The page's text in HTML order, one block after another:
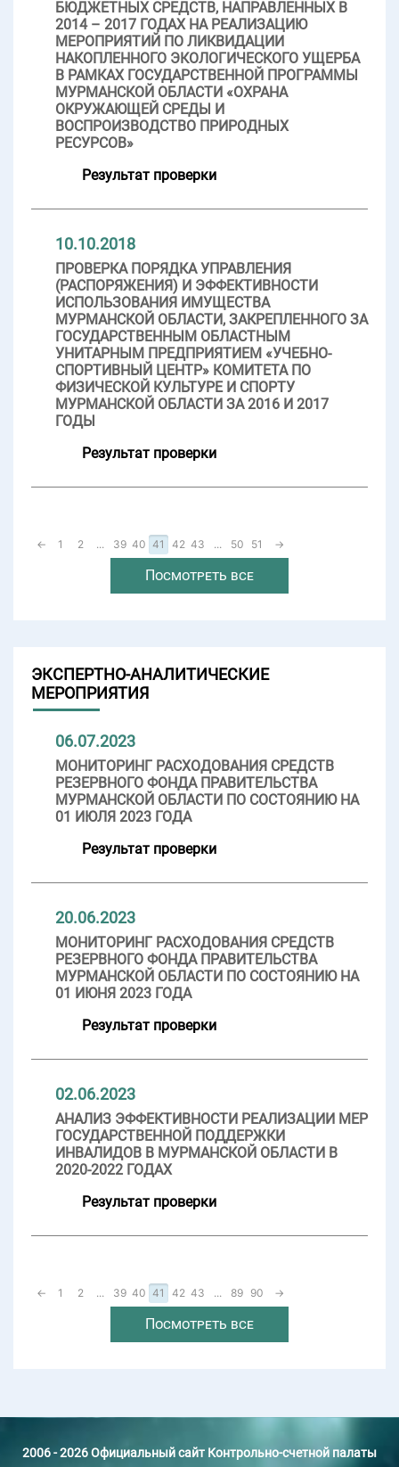
БЮДЖЕТНЫХ СРЕДСТВ, НАПРАВЛЕННЫХ В
2014 – 2017 ГОДАХ НА РЕАЛИЗАЦИЮ
МЕРОПРИЯТИЙ ПО ЛИКВИДАЦИИ
НАКОПЛЕННОГО ЭКОЛОГИЧЕСКОГО УЩЕРБА
В РАМКАХ ГОСУДАРСТВЕННОЙ ПРОГРАММЫ
МУРМАНСКОЙ ОБЛАСТИ «ОХРАНА
ОКРУЖАЮЩЕЙ СРЕДЫ И
ВОСПРОИЗВОДСТВО ПРИРОДНЫХ
РЕСУРСОВ»
Результат проверки
10.10.2018
ПРОВЕРКА ПОРЯДКА УПРАВЛЕНИЯ
(РАСПОРЯЖЕНИЯ) И ЭФФЕКТИВНОСТИ
ИСПОЛЬЗОВАНИЯ ИМУЩЕСТВА
МУРМАНСКОЙ ОБЛАСТИ, ЗАКРЕПЛЕННОГО ЗА
ГОСУДАРСТВЕННЫМ ОБЛАСТНЫМ
УНИТАРНЫМ ПРЕДПРИЯТИЕМ «УЧЕБНО-
СПОРТИВНЫЙ ЦЕНТР» КОМИТЕТА ПО
ФИЗИЧЕСКОЙ КУЛЬТУРЕ И СПОРТУ
МУРМАНСКОЙ ОБЛАСТИ ЗА 2016 И 2017
ГОДЫ
Результат проверки
← 1 2 ... 39 40 41 42 43 ... 50 51 →
Посмотреть все
ЭКСПЕРТНО-АНАЛИТИЧЕСКИЕ
МЕРОПРИЯТИЯ
06.07.2023
МОНИТОРИНГ РАСХОДОВАНИЯ СРЕДСТВ
РЕЗЕРВНОГО ФОНДА ПРАВИТЕЛЬСТВА
МУРМАНСКОЙ ОБЛАСТИ ПО СОСТОЯНИЮ НА
01 ИЮЛЯ 2023 ГОДА
Результат проверки
20.06.2023
МОНИТОРИНГ РАСХОДОВАНИЯ СРЕДСТВ
РЕЗЕРВНОГО ФОНДА ПРАВИТЕЛЬСТВА
МУРМАНСКОЙ ОБЛАСТИ ПО СОСТОЯНИЮ НА
01 ИЮНЯ 2023 ГОДА
Результат проверки
02.06.2023
АНАЛИЗ ЭФФЕКТИВНОСТИ РЕАЛИЗАЦИИ МЕР
ГОСУДАРСТВЕННОЙ ПОДДЕРЖКИ
ИНВАЛИДОВ В МУРМАНСКОЙ ОБЛАСТИ В
2020-2022 ГОДАХ
Результат проверки
← 1 2 ... 39 40 41 42 43 ... 89 90 →
Посмотреть все
2006 - 2026 Официальный сайт Контрольно-счетной палаты